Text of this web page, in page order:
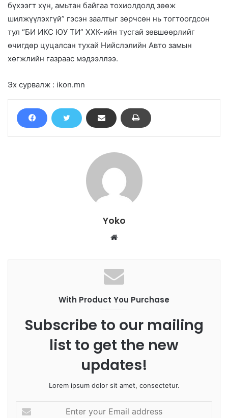
бүхээгт хүн, амьтан байгаа тохиолдолд зөөж
шилжүүлэхгүй” гэсэн заалтыг зөрчсөн нь тогтоогдсон
тул “БИ ИКС ЮУ ТИ” ХХК-ийн тусгай зөвшөөрлийг
өчигдөр цуцалсан тухай Нийслэлийн Авто замын
хөгжлийн газраас мэдээллээ.
Эх сурвалж : ikon.mn
Yoko
b
s
i
t
e
With Product You Purchase
Subscribe to our mailing
list to get the new
updates!
Lorem ipsum dolor sit amet, consectetur.